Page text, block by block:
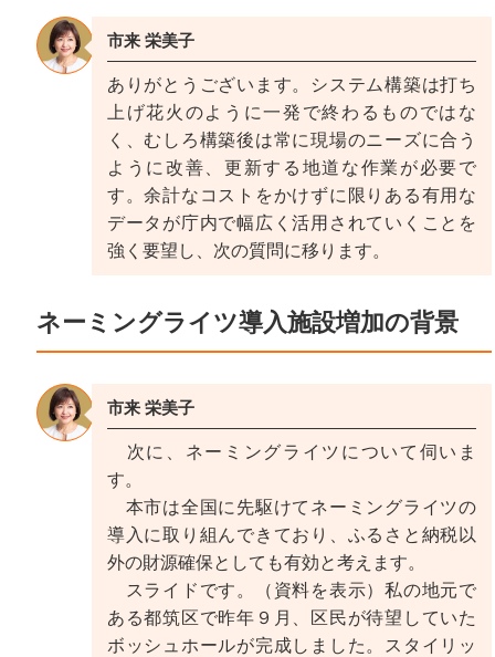
市来 栄美子
ありがとうございます。システム構築は打ち
上げ花火のように一発で終わるものではな
く、むしろ構築後は常に現場のニーズに合う
ように改善、更新する地道な作業が必要で
す。余計なコストをかけずに限りある有用な
データが庁内で幅広く活用されていくことを
強く要望し、次の質問に移ります。
ネーミングライツ導入施設増加の背景
市来 栄美子
次に、ネーミングライツについて伺いま
す。
本市は全国に先駆けてネーミングライツの
導入に取り組んできており、ふるさと納税以
外の財源確保としても有効と考えます。
スライドです。（資料を表示）私の地元で
ある都筑区で昨年９月、区民が待望していた
ボッシュホールが完成しました。スタイリッ